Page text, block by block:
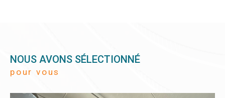
NOUS AVONS SÉLECTIONNÉ
pour vous